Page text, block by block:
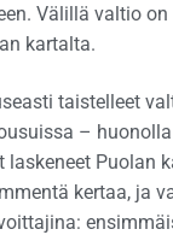
Välillä valtio
kartalta.
taistelleet
–
Puolan
kertaa, ja